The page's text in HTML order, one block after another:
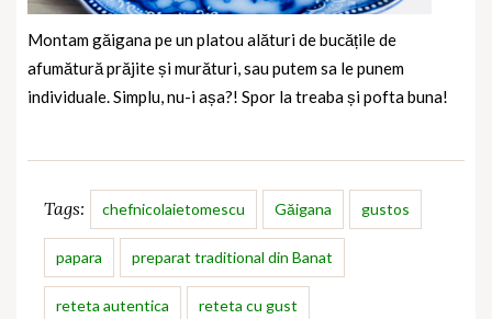
Montam găigana pe un platou alături de bucățile de
afumătură prăjite și murături, sau putem sa le punem
individuale. Simplu, nu-i așa?! Spor la treaba și pofta buna!
Tags: chefnicolaietomescu Găigana gustos
papara preparat traditional din Banat
reteta autentica reteta cu gust